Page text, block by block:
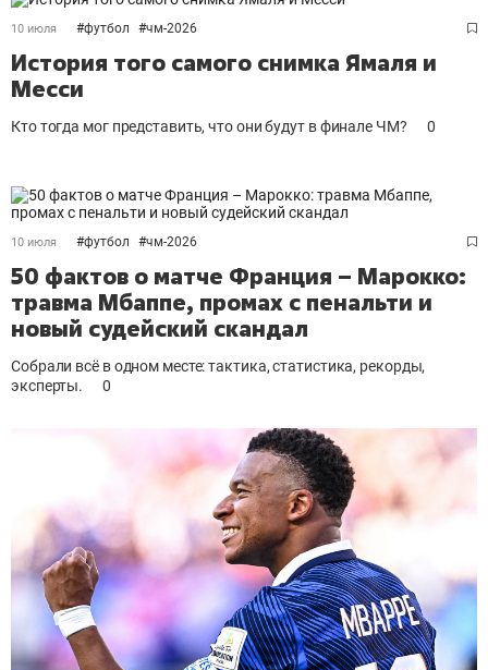
10 июля #футбол #чм-2026
История того самого снимка Ямаля и
Месси
Кто тогда мог представить, что они будут в финале ЧМ? 0
10 июля #футбол #чм-2026
50 фактов о матче Франция – Марокко:
травма Мбаппе, промах с пенальти и
новый судейский скандал
Собрали всё в одном месте: тактика, статистика, рекорды,
эксперты.
0